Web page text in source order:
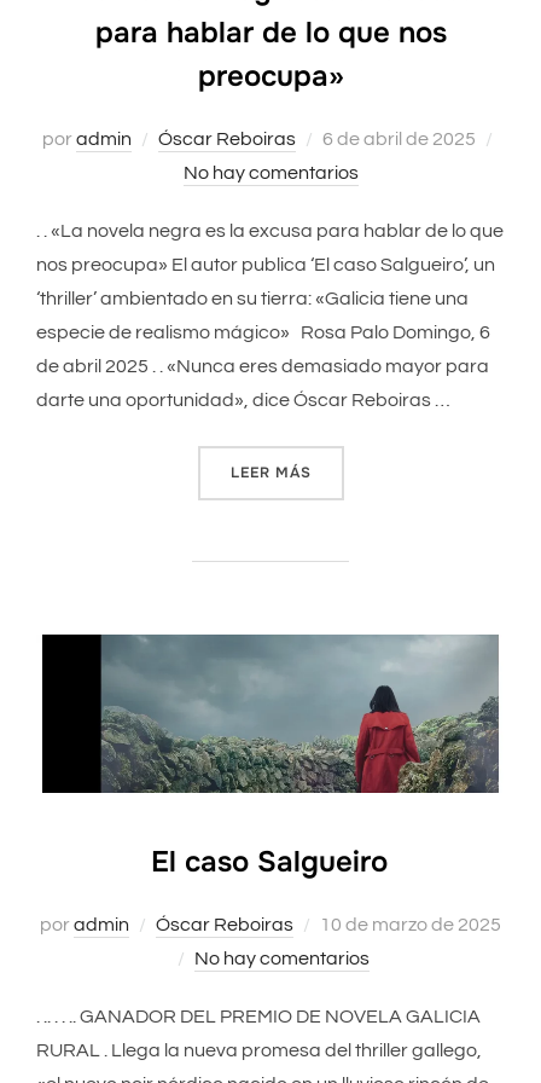
para hablar de lo que nos
preocupa»
poradmin Óscar Reboiras
Publicado
el
6 de abril de 2025
No hay comentarios
. . «La novela negra es la excusa para hablar de lo que
nos preocupa» El autor publica ‘El caso Salgueiro’, un
‘thriller’ ambientado en su tierra: «Galicia tiene una
especie de realismo mágico» Rosa Palo Domingo, 6
de abril 2025 . . «Nunca eres demasiado mayor para
darte una oportunidad», dice Óscar Reboiras …
LEER MÁS
El caso Salgueiro
poradmin Óscar Reboiras
Publicado
el
10 de marzo de 2025
No hay comentarios
. .. . . .. GANADOR DEL PREMIO DE NOVELA GALICIA
RURAL . Llega la nueva promesa del thriller gallego,